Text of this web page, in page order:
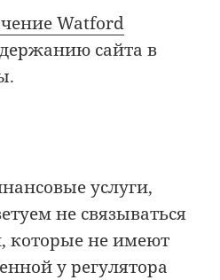
Watford
сайта в
услуги,
не связываться
которые не имеют
у регулятора